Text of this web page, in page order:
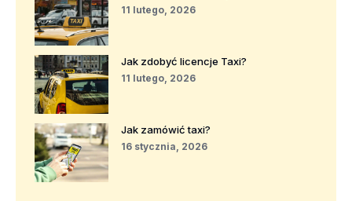
11 lutego, 2026
Jak zdobyć licencje Taxi?
11 lutego, 2026
Jak zamówić taxi?
16 stycznia, 2026